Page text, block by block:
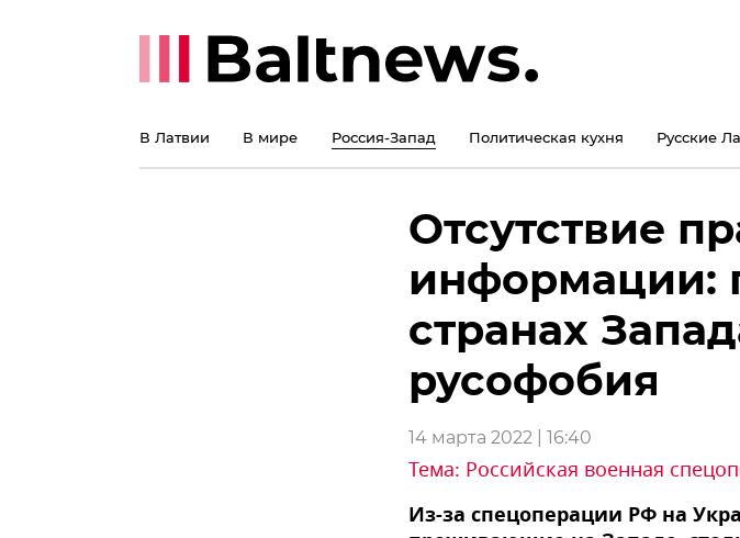
В Латвии В мире Россия-Запад Политическая кухня Русские
Отсутствие
информации:
странах
русофобия
14 марта 2022 | 16:40
Тема: Российская военная
Из-за спецоперации РФ на